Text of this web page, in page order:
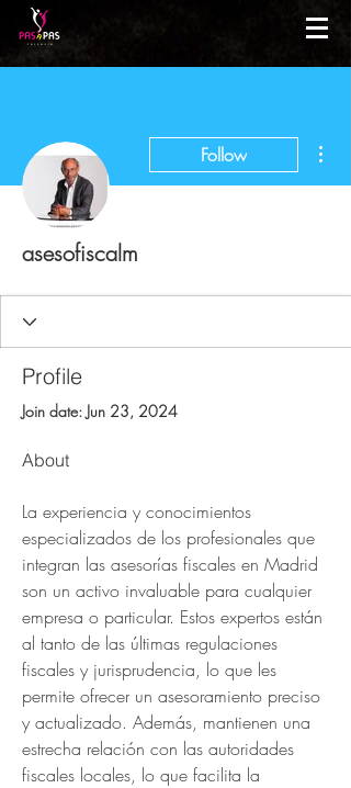
Follow
asesofiscalm
Profile
Join date: Jun 23, 2024
About
La experiencia y conocimientos
especializados de los profesionales que
integran las asesorías fiscales en Madrid
son un activo invaluable para cualquier
empresa o particular. Estos expertos están
al tanto de las últimas regulaciones
fiscales y jurisprudencia, lo que les
permite ofrecer un asesoramiento preciso
y actualizado. Además, mantienen una
estrecha relación con las autoridades
fiscales locales, lo que facilita la